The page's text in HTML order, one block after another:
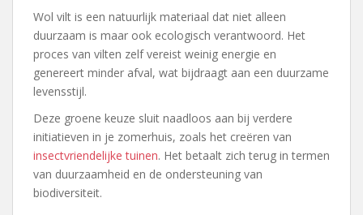
Wol vilt is een natuurlijk materiaal dat niet alleen
duurzaam is maar ook ecologisch verantwoord. Het
proces van vilten zelf vereist weinig energie en
genereert minder afval, wat bijdraagt aan een duurzame
levensstijl.
Deze groene keuze sluit naadloos aan bij verdere
initiatieven in je zomerhuis, zoals het creëren van
insectvriendelijke tuinen. Het betaalt zich terug in termen
van duurzaamheid en de ondersteuning van
biodiversiteit.